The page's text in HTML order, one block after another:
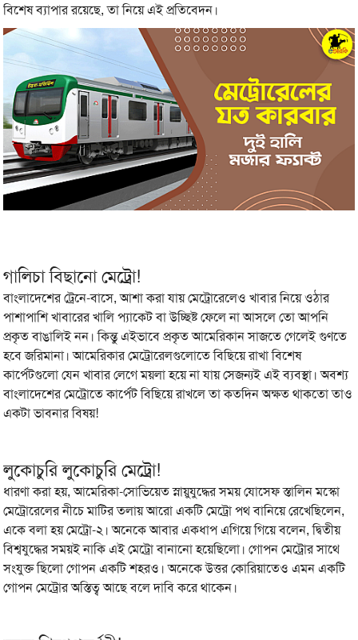
বিশেষ ব্যাপার রয়েছে, তা নিয়ে এই প্রতিবেদন।
গালিচা বিছানো মেট্রো!
বাংলাদেশের ট্রেনে-বাসে, আশা করা যায় মেট্রোরেলেও খাবার নিয়ে ওঠার
পাশাপাশি খাবারের খালি প্যাকেট বা উচ্ছিষ্ট ফেলে না আসলে তো আপনি
প্রকৃত বাঙালিই নন। কিন্তু এইভাবে প্রকৃত আমেরিকান সাজতে গেলেই গুণতে
হবে জরিমানা। আমেরিকার মেট্রোরেলগুলোতে বিছিয়ে রাখা বিশেষ
কার্পেটগুলো যেন খাবার লেগে ময়লা হয়ে না যায় সেজন্যই এই ব্যবস্থা। অবশ্য
বাংলাদেশের মেট্রোতে কার্পেট বিছিয়ে রাখলে তা কতদিন অক্ষত থাকতো তাও
একটা ভাবনার বিষয়!
লুকোচুরি লুকোচুরি মেট্রো!
ধারণা করা হয়, আমেরিকা-সোভিয়েত স্নায়ুযুদ্ধের সময় যোসেফ স্তালিন মস্কো
মেট্রোরেলের নীচে মাটির তলায় আরো একটি মেট্রো পথ বানিয়ে রেখেছিলেন,
একে বলা হয় মেট্রো-২। অনেকে আবার একধাপ এগিয়ে গিয়ে বলেন, দ্বিতীয়
বিশ্বযুদ্ধের সময়ই নাকি এই মেট্রো বানানো হয়েছিলো। গোপন মেট্রোর সাথে
সংযুক্ত ছিলো গোপন একটি শহরও। অনেকে উত্তর কোরিয়াতেও এমন একটি
গোপন মেট্রোর অস্তিত্ব আছে বলে দাবি করে থাকেন।